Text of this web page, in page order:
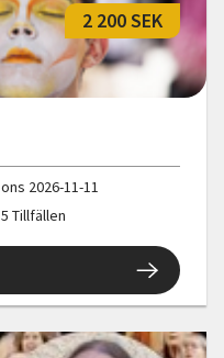
2 200 SEK
ons 2026-11-11
5 Tillfällen